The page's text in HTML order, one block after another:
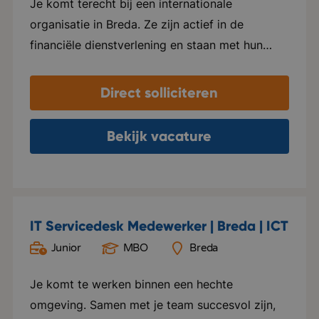
Je komt terecht bij een internationale
organisatie in Breda. Ze zijn actief in de
financiële dienstverlening en staan met hun
uitstraling naar de buitenwereld is formeel,
maar binnen de muren heerst een informele
sfeer. Een paar jaar geleden zijn zij verhuisd
naar hun huidige kantoor. Dit is een open
hebben tienduizenden klanten wereldwijd. Je
komt te werken in een klein team en werkt veel
grootte van het bedrijf is het een betrokken en
leuk team waar je absoluut geen nummer bent.
Direct solliciteren
Bekijk vacature
IT Servicedesk Medewerker | Breda | ICT
Junior MBO Breda
Je komt te werken binnen een hechte
omgeving. Samen met je team succesvol zijn,